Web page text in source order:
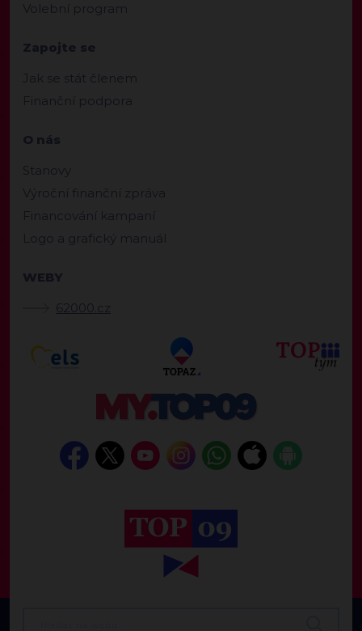
Volební program
Zapojte se
Jak se stát členem
Finanční podpora
O nás
Stanovy
Výroční finanční zpráva
Financování kampaní
Logo a grafický manuál
WEBY
62000.cz